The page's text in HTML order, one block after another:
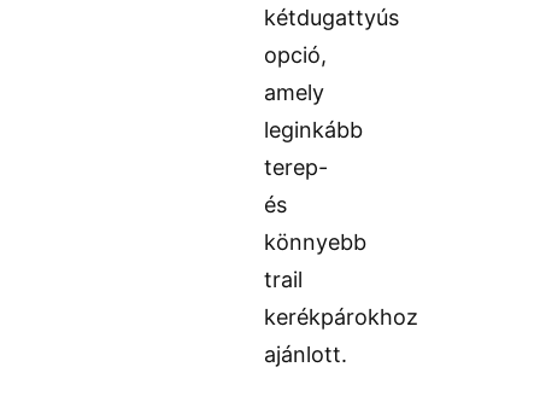
kétdugattyús
opció,
amely
leginkább
terep-
és
könnyebb
trail
kerékpárokhoz
ajánlott.